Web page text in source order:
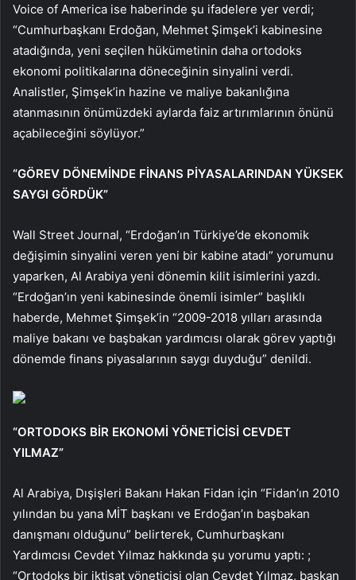
Voice of America ise haberinde şu ifadelere yer verdi;
“Cumhurbaşkanı Erdoğan, Mehmet Şimşek’i kabinesine
atadığında, yeni seçilen hükümetinin daha ortodoks
ekonomi politikalarına döneceğinin sinyalini verdi.
Analistler, Şimşek’in hazine ve maliye bakanlığına
atanmasının önümüzdeki aylarda faiz artırımlarının önünü
açabileceğini söylüyor.”
“GÖREV DÖNEMİNDE FİNANS PİYASALARINDAN YÜKSEK
SAYGI GÖRDÜK”
Wall Street Journal, “Erdoğan’ın Türkiye’de ekonomik
değişimin sinyalini veren yeni bir kabine atadı” yorumunu
yaparken, Al Arabiya yeni dönemin kilit isimlerini yazdı.
“Erdoğan’ın yeni kabinesinde önemli isimler” başlıklı
haberde, Mehmet Şimşek’in “2009-2018 yılları arasında
maliye bakanı ve başbakan yardımcısı olarak görev yaptığı
dönemde finans piyasalarının saygı duyduğu” denildi.
“ORTODOKS BİR EKONOMİ YÖNETİCİSİ CEVDET
YILMAZ”
Al Arabiya, Dışişleri Bakanı Hakan Fidan için “Fidan’ın 2010
yılından bu yana MİT başkanı ve Erdoğan’ın başbakan
danışmanı olduğunu” belirterek, Cumhurbaşkanı
Yardımcısı Cevdet Yılmaz hakkında şu yorumu yaptı: ;
“Ortodoks bir iktisat yöneticisi olan Cevdet Yılmaz, başkan